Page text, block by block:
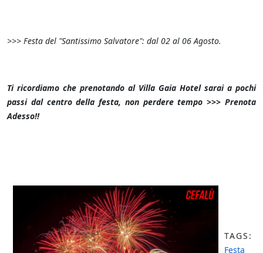
>>> Festa del "Santissimo Salvatore": dal 02 al 06 Agosto.
Ti ricordiamo che prenotando al Villa Gaia Hotel sarai a pochi
passi dal centro della festa, non perdere tempo >>> Prenota
Adesso!!
TAGS:
Festa